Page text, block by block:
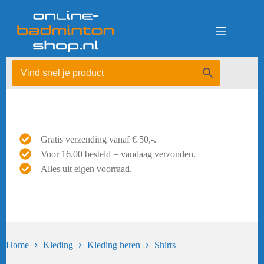
Gratis verzending vanaf € 50,-.
Voor 16.00 besteld = vandaag verzonden.
Alles uit eigen voorraad.
Home Kleding Kleding heren Shirts